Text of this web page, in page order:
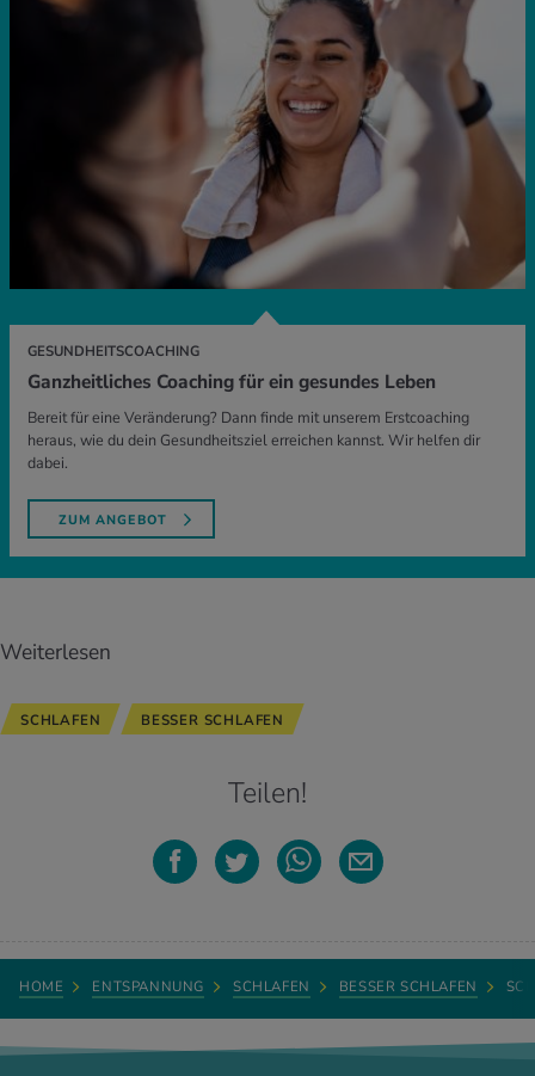
GESUNDHEITSCOACHING
Ganzheitliches Coaching für ein gesundes Leben
Bereit für eine Veränderung? Dann finde mit unserem Erstcoaching
heraus, wie du dein Gesundheitsziel erreichen kannst. Wir helfen dir
dabei.
ZUM ANGEBOT
Weiterlesen
SCHLAFEN BESSER SCHLAFEN
Teilen!
HOME ENTSPANNUNG SCHLAFEN BESSER SCHLAFEN